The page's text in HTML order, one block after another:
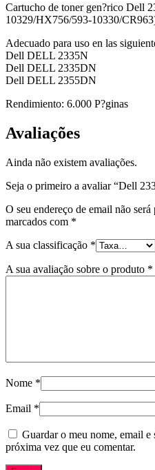
Cartucho de toner gen?rico Dell
10329/HX756/593-10330/
Adecuado para uso en las
Dell DELL 2335N
Dell DELL 2335DN
Dell DELL 2355DN
Rendimiento: 6.000 P?ginas
Avaliações
Ainda não existem avaliações.
Seja o primeiro a avaliar “Dell
O seu endereço de email não será
marcados com *
A sua classificação *
A sua avaliação sobre o produto *
Nome *
Email *
Guardar o meu nome, email e
próxima vez que eu comentar.